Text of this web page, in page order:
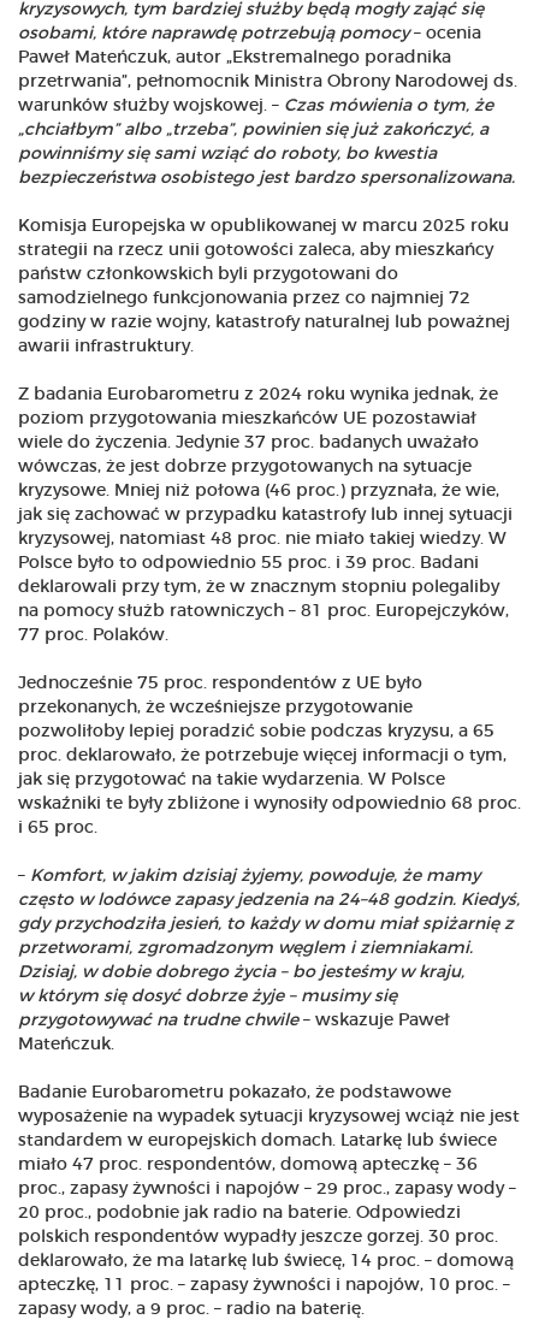
kryzysowych, tym bardziej służby będą mogły zająć się
osobami, które naprawdę potrzebują pomocy– ocenia
Paweł Mateńczuk, autor „Ekstremalnego poradnika
przetrwania”, pełnomocnik Ministra Obrony Narodowej ds.
warunków służby wojskowej. – Czas mówienia o tym, że
„chciałbym” albo „trzeba”, powinien się już zakończyć, a
powinniśmy się sami wziąć do roboty, bo kwestia
bezpieczeństwa osobistego jest bardzo spersonalizowana.
Komisja Europejska w opublikowanej w marcu 2025 roku
strategii na rzecz unii gotowości zaleca, aby mieszkańcy
państw członkowskich byli przygotowani do
samodzielnego funkcjonowania przez co najmniej 72
godziny w razie wojny, katastrofy naturalnej lub poważnej
awarii infrastruktury.
Z badania Eurobarometru z 2024 roku wynika jednak, że
poziom przygotowania mieszkańców UE pozostawiał
wiele do życzenia. Jedynie 37 proc. badanych uważało
wówczas, że jest dobrze przygotowanych na sytuacje
kryzysowe. Mniej niż połowa (46 proc.) przyznała, że wie,
jak się zachować w przypadku katastrofy lub innej sytuacji
kryzysowej, natomiast 48 proc. nie miało takiej wiedzy. W
Polsce było to odpowiednio 55 proc. i 39 proc. Badani
deklarowali przy tym, że w znacznym stopniu polegaliby
na pomocy służb ratowniczych – 81 proc. Europejczyków,
77 proc. Polaków.
Jednocześnie 75 proc. respondentów z UE było
przekonanych, że wcześniejsze przygotowanie
pozwoliłoby lepiej poradzić sobie podczas kryzysu, a 65
proc. deklarowało, że potrzebuje więcej informacji o tym,
jak się przygotować na takie wydarzenia. W Polsce
wskaźniki te były zbliżone i wynosiły odpowiednio 68 proc.
i 65 proc.
– Komfort, w jakim dzisiaj żyjemy, powoduje, że mamy
często w lodówce zapasy jedzenia na 24–48 godzin. Kiedyś,
gdy przychodziła jesień, to każdy w domu miał spiżarnię z
przetworami, zgromadzonym węglem i ziemniakami.
Dzisiaj, w dobie dobrego życia – bo jesteśmy w kraju,
w którym się dosyć dobrze żyje – musimy się
przygotowywać na trudne chwile– wskazuje Paweł
Mateńczuk.
Badanie Eurobarometru pokazało, że podstawowe
wyposażenie na wypadek sytuacji kryzysowej wciąż nie jest
standardem w europejskich domach. Latarkę lub świece
miało 47 proc. respondentów, domową apteczkę – 36
proc., zapasy żywności i napojów – 29 proc., zapasy wody –
20 proc., podobnie jak radio na baterie. Odpowiedzi
polskich respondentów wypadły jeszcze gorzej. 30 proc.
deklarowało, że ma latarkę lub świecę, 14 proc. – domową
apteczkę, 11 proc. – zapasy żywności i napojów, 10 proc. –
zapasy wody, a 9 proc. – radio na baterię.